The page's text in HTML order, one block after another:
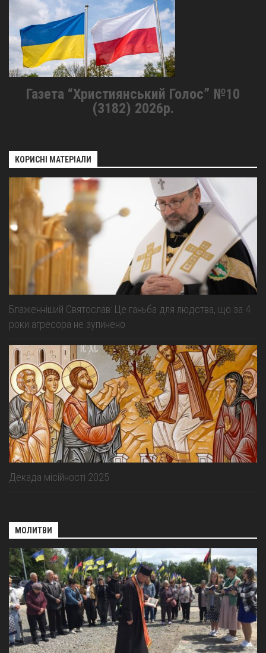
Газета “Християнський Голос” №10
(3182) 2026р.
КОРИСНІ МАТЕРІАЛИ
Блаженніший Святослав: Це ганьба для людства, що за 4
роки агресора не зупинено
Декада місійності 2025
МОЛИТВИ